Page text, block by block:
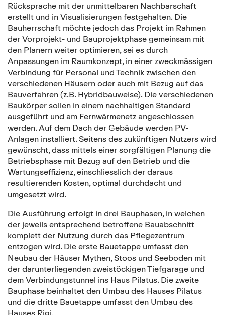
Rücksprache mit der unmittelbaren Nachbarschaft
erstellt und in Visualisierungen festgehalten. Die
Bauherrschaft möchte jedoch das Projekt im Rahmen
der Vorprojekt- und Bauprojektphase gemeinsam mit
den Planern weiter optimieren, sei es durch
Anpassungen im Raumkonzept, in einer zweckmässigen
Verbindung für Personal und Technik zwischen den
verschiedenen Häusern oder auch mit Bezug auf das
Bauverfahren (z.B. Hybridbauweise). Die verschiedenen
Baukörper sollen in einem nachhaltigen Standard
ausgeführt und am Fernwärmenetz angeschlossen
werden. Auf dem Dach der Gebäude werden PV-
Anlagen installiert. Seitens des zukünftigen Nutzers wird
gewünscht, dass mittels einer sorgfältigen Planung die
Betriebsphase mit Bezug auf den Betrieb und die
Wartungseffizienz, einschliesslich der daraus
resultierenden Kosten, optimal durchdacht und
umgesetzt wird.
Die Ausführung erfolgt in drei Bauphasen, in welchen
der jeweils entsprechend betroffene Bauabschnitt
komplett der Nutzung durch das Pflegezentrum
entzogen wird. Die erste Bauetappe umfasst den
Neubau der Häuser Mythen, Stoos und Seeboden mit
der darunterliegenden zweistöckigen Tiefgarage und
dem Verbindungstunnel ins Haus Pilatus. Die zweite
Bauphase beinhaltet den Umbau des Hauses Pilatus
und die dritte Bauetappe umfasst den Umbau des
Hauses Rigi.